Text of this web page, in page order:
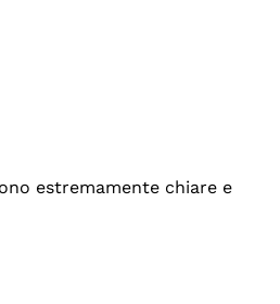
estremamente chiare e